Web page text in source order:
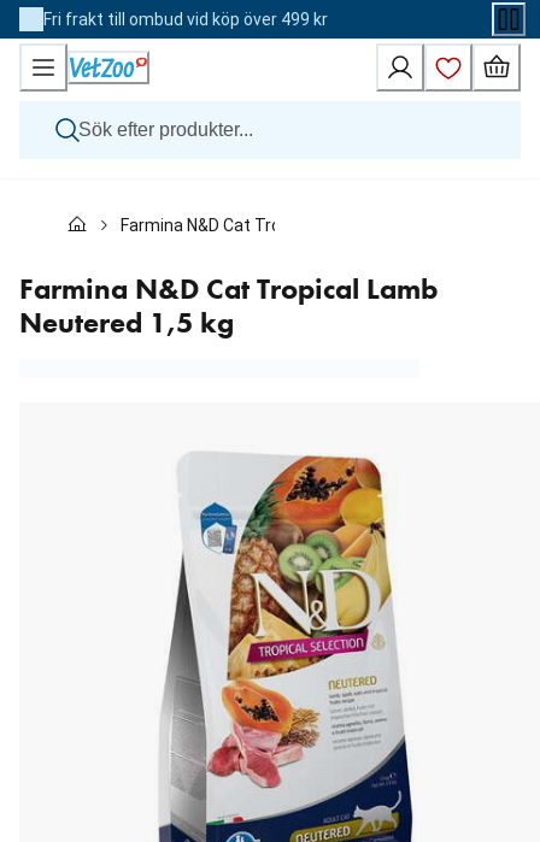
Skip
to
Content
Fri frakt till ombud vid köp över 499 kr
Katt
Veterinärfoder
Varumärken
Nyheter
Farmina N&D Cat Tropical Lamb Neutered 1,5 kg
Farmina N&D Cat Tropical Lamb
Neutered 1,5 kg